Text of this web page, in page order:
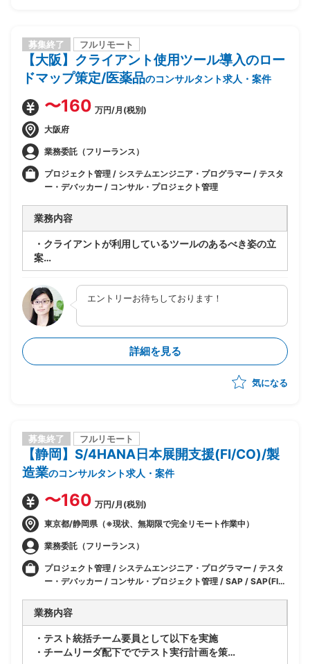
募集終了 フルリモート
【大阪】クライアント使用ツール導入のロー
ドマップ策定/医薬品のコンサルタント求人・案件
〜160 万円/月(税別)
大阪府
業務委託（フリーランス）
プロジェクト管理 / システムエンジニア・プログラマー / テスタ
ー・デバッカー / コンサル・プロジェクト管理
業務内容
・クライアントが利用しているツールのあるべき姿の立
案
・現状把握のためのヒヤリング項目の整理、課題抽出と
ロードマップへの紐づけ
・ツールのTobe像再定義、Role設計の見直し
・各レイヤー(役職)のRoles&Responsibility再設計
エントリーお待ちしております！
詳細を見る
気になる
募集終了 フルリモート
【静岡】S/4HANA日本展開支援(FI/CO)/製
造業のコンサルタント求人・案件
〜160 万円/月(税別)
東京都/静岡県（※現状、無期限で完全リモート作業中）
業務委託（フリーランス）
プロジェクト管理 / システムエンジニア・プログラマー / テスタ
ー・デバッカー / コンサル・プロジェクト管理 / SAP / SAP(FI) /
業務内容
・テスト統括チーム要員として以下を実施
・チームリーダ配下ででテスト実行計画を策定